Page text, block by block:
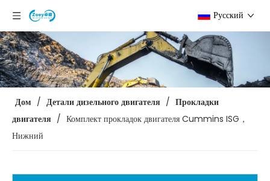
Pусский
Дом / Детали дизельного двигателя / Прокладки
двигателя / Комплект прокладок двигателя Cummins ISG，
Нижний